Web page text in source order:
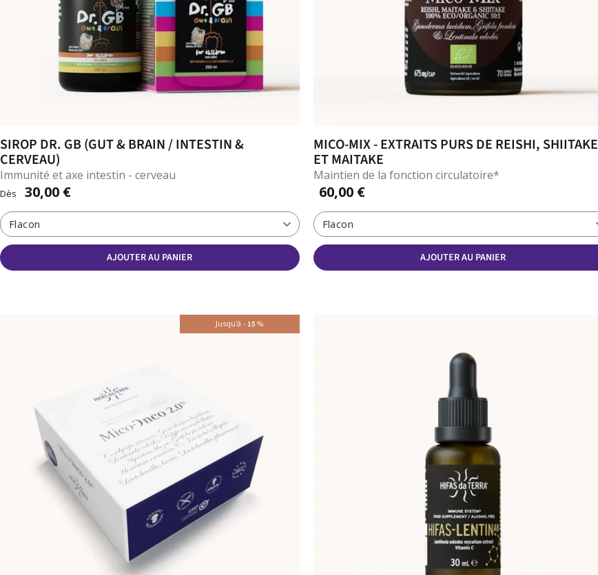
SIROP DR. GB (GUT & BRAIN / INTESTIN &
CERVEAU)
Immunité et axe intestin - cerveau
Dès 30,00 €
Flacon
AJOUTER AU PANIER
MICO-MIX - EXTRAITS PURS DE REISHI, SHIITAKE
ET MAITAKE
Maintien de la fonction circulatoire*
60,00 €
Flacon
AJOUTER AU PANIER
Jusqu'à- 15%